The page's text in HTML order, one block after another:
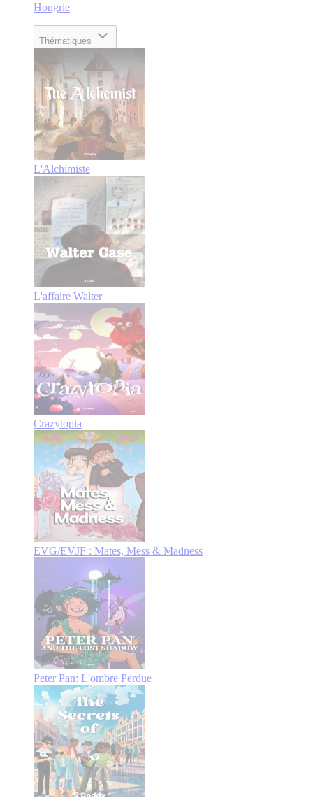
Hongrie
Thématiques
L'Alchimiste
L'affaire Walter
Crazytopia
EVG/EVJF : Mates, Mess & Madness
Peter Pan: L'ombre Perdue